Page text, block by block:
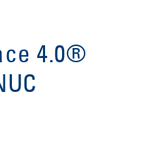
4.0®